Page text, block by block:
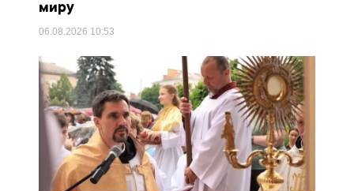
миру
06.08.2026 10:53